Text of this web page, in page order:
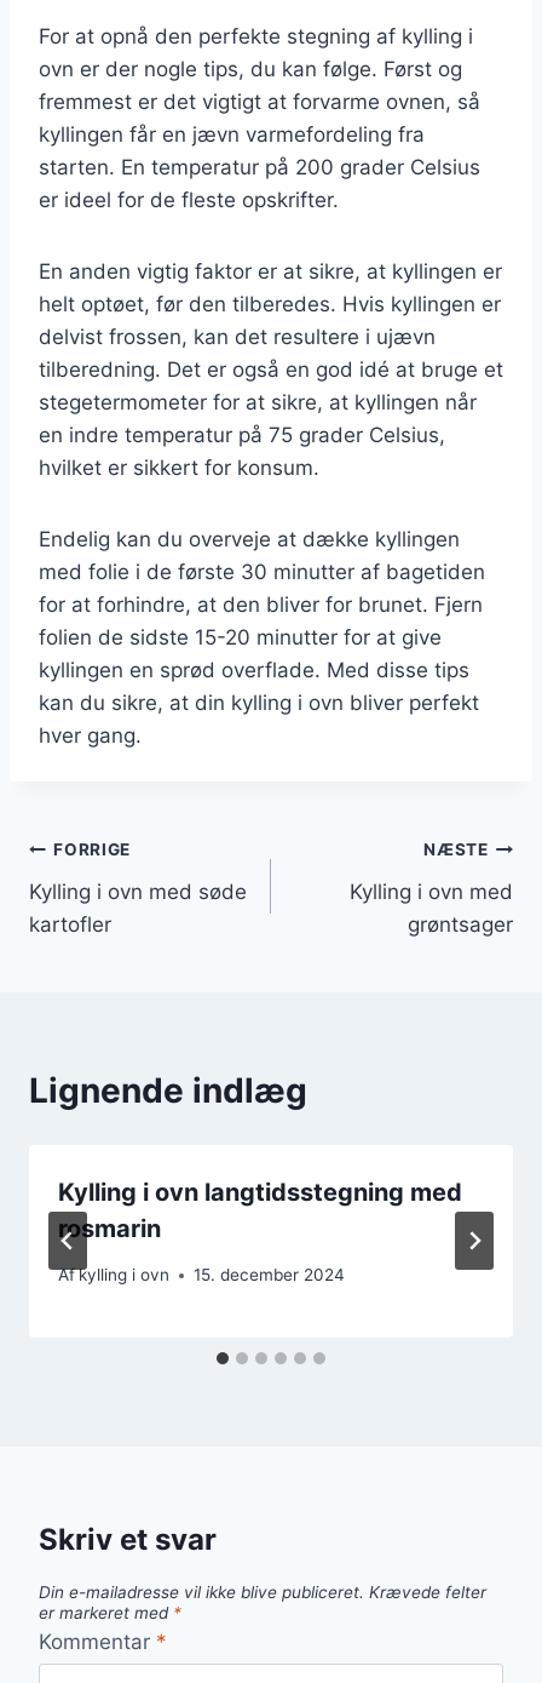
For at opnå den perfekte stegning af kylling i
ovn er der nogle tips, du kan følge. Først og
fremmest er det vigtigt at forvarme ovnen, så
kyllingen får en jævn varmefordeling fra
starten. En temperatur på 200 grader Celsius
er ideel for de fleste opskrifter.
En anden vigtig faktor er at sikre, at kyllingen er
helt optøet, før den tilberedes. Hvis kyllingen er
delvist frossen, kan det resultere i ujævn
tilberedning. Det er også en god idé at bruge et
stegetermometer for at sikre, at kyllingen når
en indre temperatur på 75 grader Celsius,
hvilket er sikkert for konsum.
Endelig kan du overveje at dække kyllingen
med folie i de første 30 minutter af bagetiden
for at forhindre, at den bliver for brunet. Fjern
folien de sidste 15-20 minutter for at give
kyllingen en sprød overflade. Med disse tips
kan du sikre, at din kylling i ovn bliver perfekt
hver gang.
Indlægsnavigation
FORRIGE
Kylling i ovn med søde
kartofler
NÆSTE
Kylling i ovn med
grøntsager
Lignende indlæg
Kylling i ovn langtidsstegning med
rosmarin
Afkylling i ovn 15. december 2024
Skriv et svar
Din e-mailadresse vil ikke blive publiceret. Krævede felter
er markeret med *
Kommentar *